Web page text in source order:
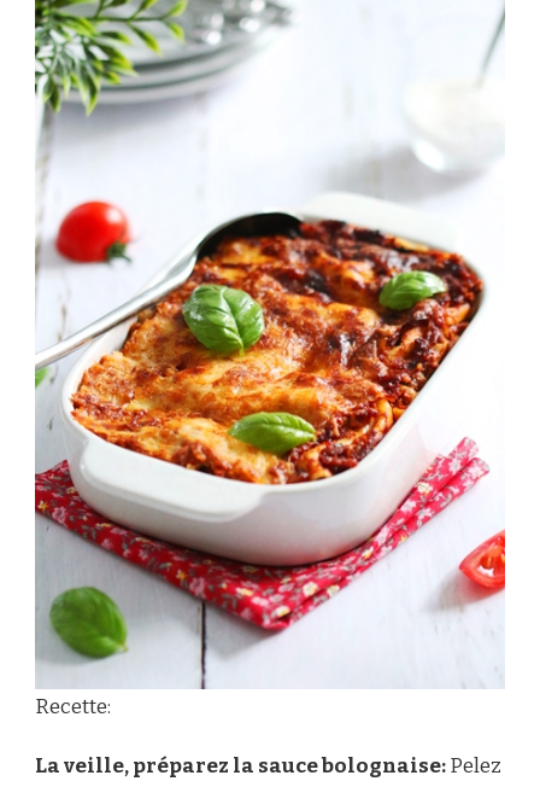
Recette:
La veille, préparez la sauce bolognaise:Pelez